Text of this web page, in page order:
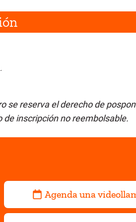
se reserva el derecho de
inscripción no reembolsable.
Agenda una